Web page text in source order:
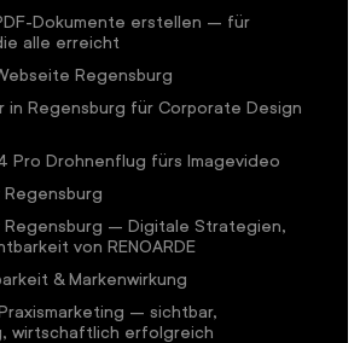
Dokumente erstellen – für
alle erreicht
Regensburg
in Regensburg für Corporate Design
Pro Drohnenflug fürs Imagevideo
– Digitale Strategien,
von RENOARDE
& Markenwirkung
– sichtbar,
wirtschaftlich erfolgreich